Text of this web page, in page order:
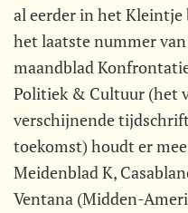
al eerder in het Kleintje
het laatste nummer
maandblad
Politiek & Cultuur (het
verschijnende
toekomst) houdt er
Meidenblad K,
Ventana (Midden-